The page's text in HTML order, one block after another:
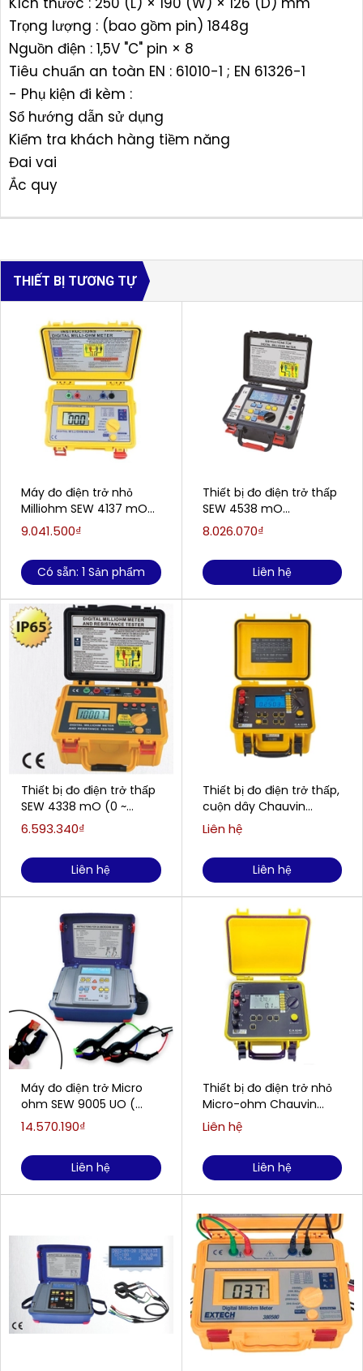
Trọng lượng : (bao gồm pin) 1848g
Nguồn điện : 1,5V "C" pin × 8
Tiêu chuẩn an toàn EN : 61010-1 ; EN 61326-1
- Phụ kiện đi kèm :
Sổ hướng dẫn sử dụng
Kiểm tra khách hàng tiềm năng
Đai vai
Ắc quy
THIẾT BỊ TƯƠNG TỰ
Máy đo điện trở nhỏ
Milliohm SEW 4137 mO
(0-2000 Ω)
9.041.500₫
Có sẵn: 1 Sản phẩm
Thiết bị đo điện trở thấp
SEW 4338 mO (0 ~
11000mΩ)
6.593.340₫
Liên hệ
Máy đo điện trở Micro
ohm SEW 9005 UO (
2000μΩ ~ 200.0Ω )
14.570.190₫
Liên hệ
Thiết bị đo điện trở thấp
SEW 4538 mO
(0~2000Ω)
8.026.070₫
Liên hệ
Thiết bị đo điện trở thấp,
cuộn dây Chauvin
Arnoux C.A 6255 (1mA-
Liên hệ
Liên hệ
Thiết bị đo điện trở nhỏ
Micro-ohm Chauvin
Arnoux C.A 6240 (10A)
Liên hệ
Liên hệ